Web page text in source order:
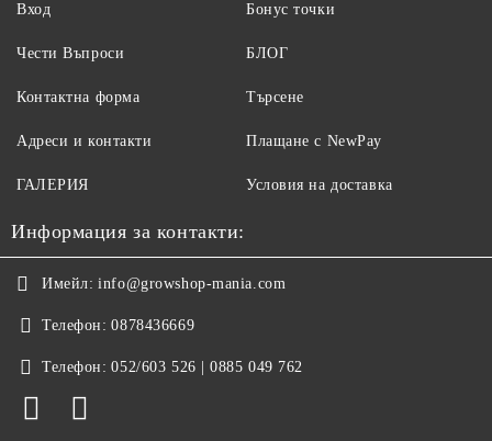
Вход Бонус точки
Чести Въпроси
Контактна форма
Адреси и контакти
ГАЛЕРИЯ
БЛОГ
Търсене
Плащане с NewPay
Условия на доставка
Информация за контакти:
Имейл: info@growshop-mania.com
Телефон: 0878436669
Телефон: 052/603 526 | 0885 049 762